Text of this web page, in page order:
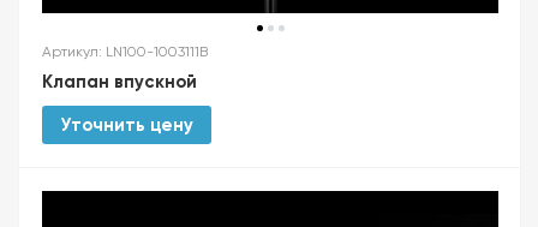
Артикул: LN100-1003111B
Клапан впускной
Уточнить цену